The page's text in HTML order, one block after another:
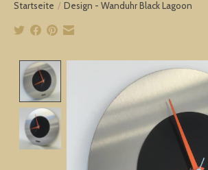
Startseite / Design - Wanduhr Black Lagoon
Product image slideshow Items